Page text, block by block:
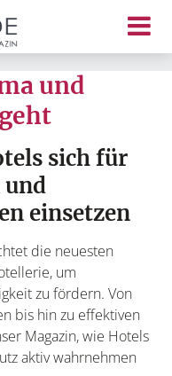
und
sich für
und
einsetzen
die neuesten
um
zu fördern. Von
bis hin zu effektiven
Magazin, wie Hotels
aktiv wahrnehmen